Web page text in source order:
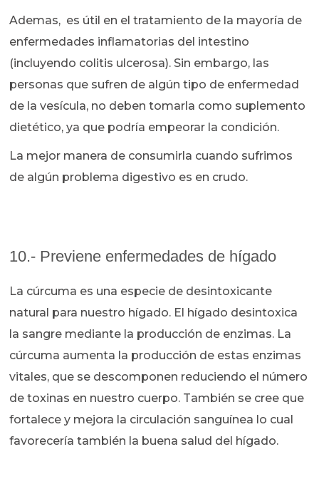
Ademas, es útil en el tratamiento de la mayoría de
enfermedades inflamatorias del intestino
(incluyendo colitis ulcerosa). Sin embargo, las
personas que sufren de algún tipo de enfermedad
de la vesícula, no deben tomarla como suplemento
dietético, ya que podría empeorar la condición.
La mejor manera de consumirla cuando sufrimos
de algún problema digestivo es en crudo.
10.- Previene enfermedades de hígado
La cúrcuma es una especie de desintoxicante
natural para nuestro hígado. El hígado desintoxica
la sangre mediante la producción de enzimas. La
cúrcuma aumenta la producción de estas enzimas
vitales, que se descomponen reduciendo el número
de toxinas en nuestro cuerpo. También se cree que
fortalece y mejora la circulación sanguínea lo cual
favorecería también la buena salud del hígado.